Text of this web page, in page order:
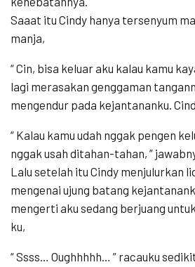
Saaat itu Cindy hanya tersenyum
manja,
“ Cin, bisa keluar aku kalau kamu
lagi merasakan genggaman
mengendur pada kejantananku.
“ Kalau kamu udah nggak pengen
nggak usah ditahan-tahan, ”
Lalu setelah itu Cindy menjulurkan
mengenai ujung batang
mengerti aku sedang berjuang
ku,
“ Ssss… Oughhhhh… ” racauku